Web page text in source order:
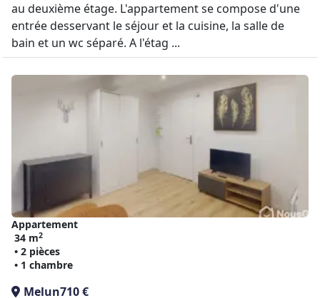
au deuxième étage. L'appartement se compose d'une
entrée desservant le séjour et la cuisine, la salle de
bain et un wc séparé. A l'étag ...
Appartement
34 m2
• 2 pièces
• 1 chambre
Melun710 €